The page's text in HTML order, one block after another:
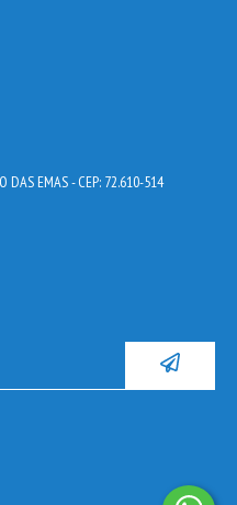
DAS EMAS - CEP: 72.610-514